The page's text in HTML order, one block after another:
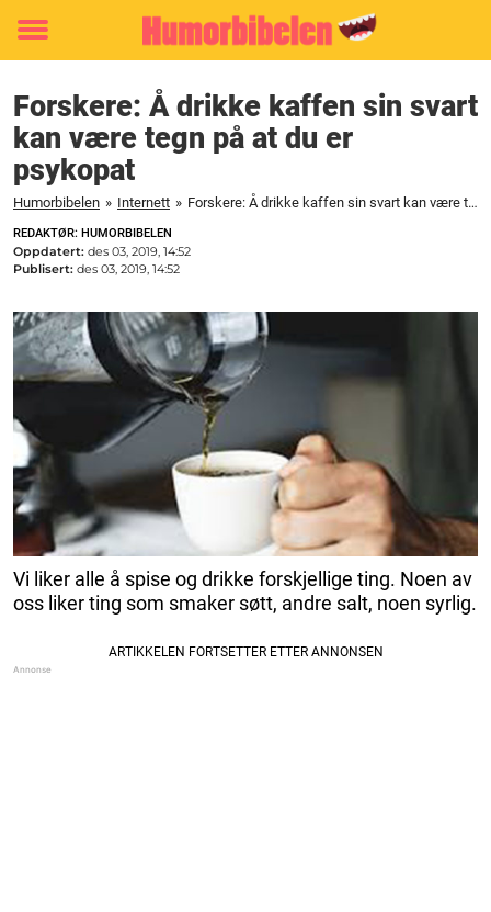
Toggle
Forskere: Å drikke kaffen sin svart
kan være tegn på at du er
psykopat
Humorbibelen » Internett » Forskere: Å drikke kaffen sin svart kan være tegn på at du er psykopat
REDAKTØR: HUMORBIBELEN
Oppdatert: des 03, 2019, 14:52
Publisert: des 03, 2019, 14:52
Vi liker alle å spise og drikke forskjellige ting. Noen av
oss liker ting som smaker søtt, andre salt, noen syrlig.